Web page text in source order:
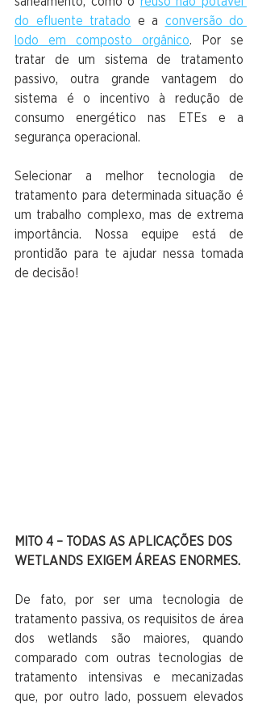
do efluente tratado e a conversão do
lodo em composto orgânico. Por se
tratar de um sistema de tratamento
passivo, outra grande vantagem do
sistema é o incentivo à redução de
consumo energético nas ETEs e a
segurança operacional.
Selecionar a melhor tecnologia de
tratamento para determinada situação é
um trabalho complexo, mas de extrema
importância. Nossa equipe está de
prontidão para te ajudar nessa tomada
de decisão!
MITO 4 – TODAS AS APLICAÇÕES DOS
WETLANDS EXIGEM ÁREAS ENORMES.
De fato, por ser uma tecnologia de
tratamento passiva, os requisitos de área
dos wetlands são maiores, quando
comparado com outras tecnologias de
tratamento intensivas e mecanizadas
que, por outro lado, possuem elevados